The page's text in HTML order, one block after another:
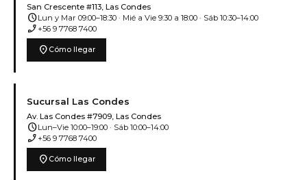
San Crescente #113, Las Condes
scheduleLun y Mar 09:00–18:30 · Mié a Vie 9:30 a 18:00 · Sáb 10:30–14:00
phone_enabled +56 9 7768 7400
location_on Cómo llegar
Sucursal Las Condes
Av. Las Condes #7909, Las Condes
scheduleLun–Vie 10:00–19:00 · Sáb 10:00–14:00
phone_enabled +56 9 7768 7400
location_on Cómo llegar